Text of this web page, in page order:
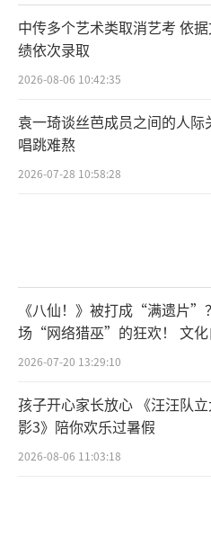
品牌的信任，这笔账从
手，砸穿的不只是自己
子跟着一起碎了。有人
李乃文不是综艺捧
上那会儿，他的戏就已
结霜，底下却烧着火。
出叔圈天菜，不对，
到了。配角演了这么多
在才算等到真正属于
是因为一次综艺意外，
人中。那画面像卡带的
稽的帧上。后来他就彻
中传多个艺术类取消艺考 依
绩依次录取
2026-08-06 10:42:35
袁一琦谈丝芭成员之间的人际
唱跳难熬
2026-07-28 10:58:28
《八仙！》被打成“满遗片”
场“网络猎巫”的狂欢！ 文化
焦虑？
2026-07-20 13:29:10
孩子开心家长放心 《汪汪队
影3》陪你欢乐过暑假
2026-08-06 11:03:18